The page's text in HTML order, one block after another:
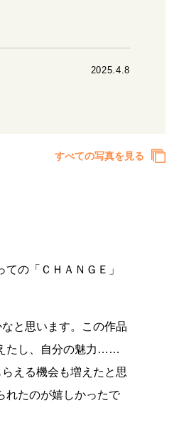
2025.4.8
すべての写真を見る
の「ＣＨＡＮＧＥ」
と思います。この作品
たし、自分の魅力……
える機会も増えたと思
れたのが嬉しかったで